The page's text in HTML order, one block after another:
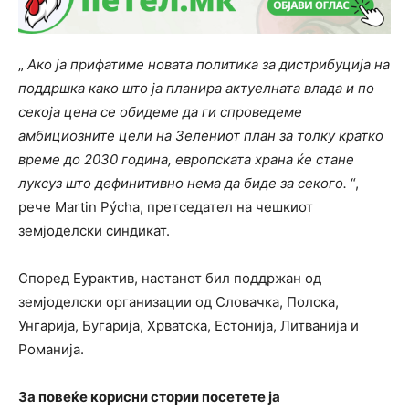
„ Ако ја прифатиме новата политика за дистрибуција на
поддршка како што ја планира актуелната влада и по
секоја цена се обидеме да ги спроведеме
амбициозните цели на Зелениот план за толку кратко
време до 2030 година, европската храна ќе стане
луксуз што дефинитивно нема да биде за секого. “,
рече Martin Pýcha, претседател на чешкиот
земјоделски синдикат.
Според Еурактив, настанот бил поддржан од
земјоделски организации од Словачка, Полска,
Унгарија, Бугарија, Хрватска, Естонија, Литванија и
Романија.
За повеќе корисни стории посетете ја